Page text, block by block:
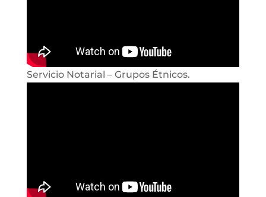
Servicio Notarial – Grupos Étnicos.